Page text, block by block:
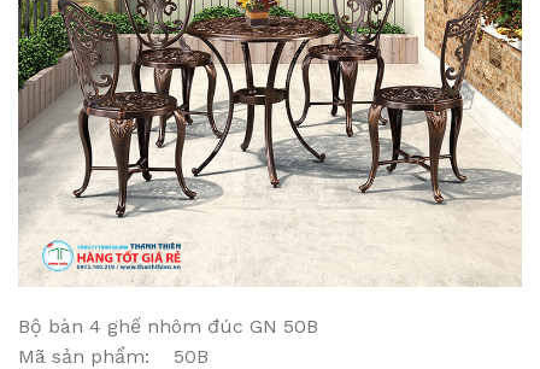
Bộ bàn 4 ghế nhôm đúc GN 50B
Mã sản phẩm: 50B